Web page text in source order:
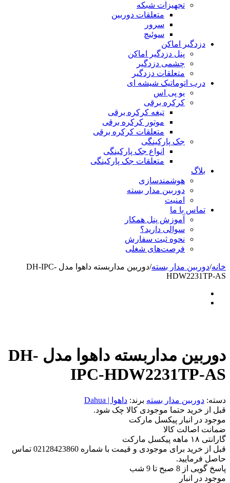
تجهیزات شبکه
متعلقات دوربین
سرور
سوئیچ
دزدگیر اماکن
پنل دزدگیر اماکن
چشمی دزدگیر
متعلقات دزدگیر
درب اتوماتیک شیشه ای
یو پی اس
کرکره برقی
تیغه کرکره برقی
موتور کرکره برقی
متعلقات کرکره برقی
جک پارکینگی
انواع جک پارکینگی
متعلقات جک پارکینگی
بلاگ
هوشمندسازی
دوربین مدار بسته
امنیت
تماس با ما
آموزش پنل همکار
سوالی دارید؟
نحوه ثبت سفارش
فرصت‌های شغلی
خانه/دوربین مدار بسته/
دوربین مداربسته داهوا مدل DH-IPC-
HDW2231TP-AS
دوربین مداربسته داهوا مدل DH-
IPC-HDW2231TP-AS
دسته: دوربین مدار بسته برند: داهوا | Dahua
قبل از خرید حتما موجودی کالا چک شود.
موجود در انبار پیکسل مارکت
ضمانت اصالت کالا
گارانتی ۱۸ ماهه پیکسل مارکت
قبل از خرید برای موجودی و قیمت با شماره 02128423860 تماس
حاصل فرمایید.
پاسخ گویی از 8 صبح تا 9 شب
موجود در انبار